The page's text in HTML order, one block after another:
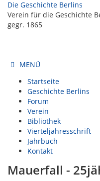
Die Geschichte Berlins
Verein für die Geschichte
gegr. 1865
MENÜ
Startseite
Geschichte Berlins
Forum
Verein
Bibliothek
Vierteljahresschrift
Jahrbuch
Kontakt
Mauerfall -